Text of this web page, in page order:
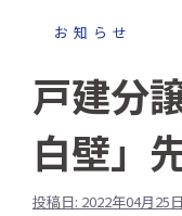
お知らせ
戸建分
白壁」
投稿日: 2022年04月25日